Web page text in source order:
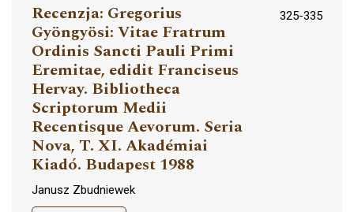
Recenzja: Gregorius
Gyöngyösi: Vitae Fratrum
Ordinis Sancti Pauli Primi
Eremitae, edidit Franciseus
Hervay. Bibliotheca
Scriptorum Medii
Recentisque Aevorum. Seria
Nova, T. XI. Akadémiai
Kiadó. Budapest 1988
325-335
Janusz Zbudniewek